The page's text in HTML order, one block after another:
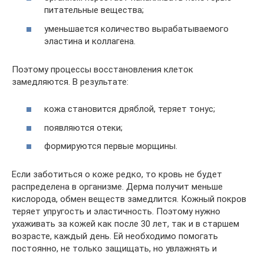
питательные вещества;
уменьшается количество вырабатываемого
эластина и коллагена.
Поэтому процессы восстановления клеток
замедляются. В результате:
кожа становится дряблой, теряет тонус;
появляются отеки;
формируются первые морщины.
Если заботиться о коже редко, то кровь не будет
распределена в организме. Дерма получит меньше
кислорода, обмен веществ замедлится. Кожный покров
теряет упругость и эластичность. Поэтому нужно
ухаживать за кожей как после 30 лет, так и в старшем
возрасте, каждый день. Ей необходимо помогать
постоянно, не только защищать, но увлажнять и